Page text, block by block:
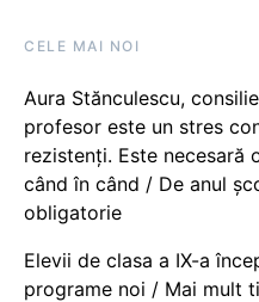
CELE MAI NOI
Aura Stănculescu,
profesor este un stres
rezistenți. Este necesară
când în când / De anul
obligatorie
Elevii de clasa a IX-a
programe noi / Mai mult